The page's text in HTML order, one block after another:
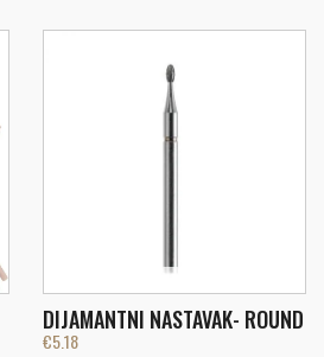
DIJAMANTNI NASTAVAK- ROUND
€5.18